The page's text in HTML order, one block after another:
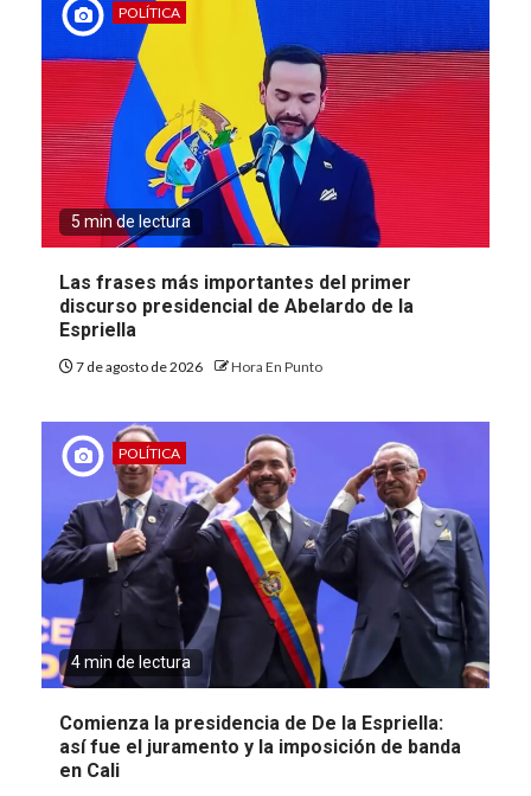
POLÍTICA
5 min de lectura
Las frases más importantes del primer
discurso presidencial de Abelardo de la
Espriella
7 de agosto de 2026 Hora En Punto
POLÍTICA
4 min de lectura
Comienza la presidencia de De la Espriella:
así fue el juramento y la imposición de banda
en Cali